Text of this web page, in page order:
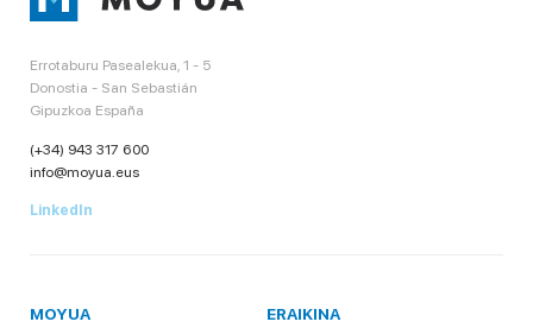
Errotaburu Pasealekua, 1 - 5
Donostia - San Sebastián
Gipuzkoa España
(+34) 943 317 600
info@moyua.eus
LinkedIn
MOYUA ERAIKINA